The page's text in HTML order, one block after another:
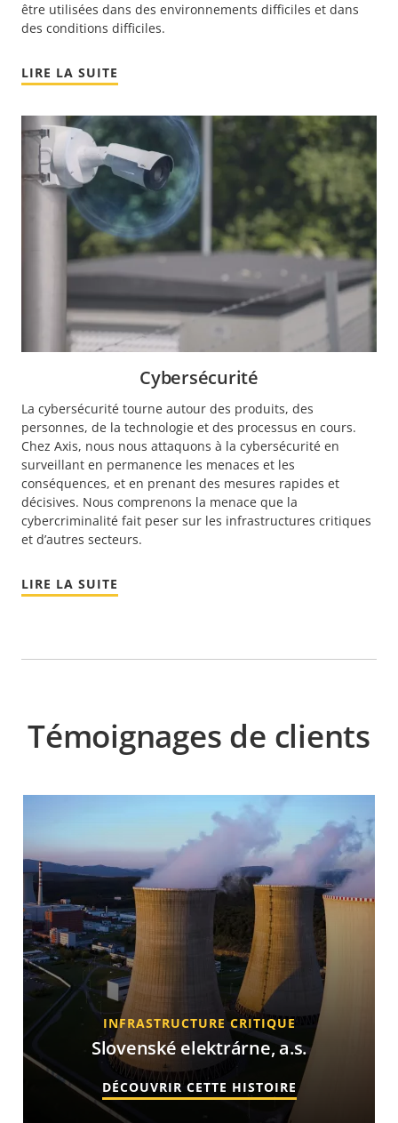
être utilisées dans des environnements difficiles et dans
des conditions difficiles.
LIRE LA SUITE
Cybersécurité
La cybersécurité tourne autour des produits, des
personnes, de la technologie et des processus en cours.
Chez Axis, nous nous attaquons à la cybersécurité en
surveillant en permanence les menaces et les
conséquences, et en prenant des mesures rapides et
décisives. Nous comprenons la menace que la
cybercriminalité fait peser sur les infrastructures critiques
et d’autres secteurs.
LIRE LA SUITE
Témoignages de clients
INFRASTRUCTURE CRITIQUE
Slovenské elektrárne, a.s.
DÉCOUVRIR CETTE HISTOIRE